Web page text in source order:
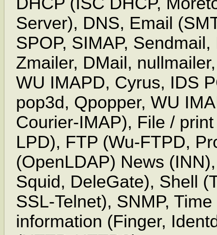
Server), DNS, Email
SPOP, SIMAP,
Zmailer, DMail,
WU IMAPD, Cyrus, IDS
pop3d, Qpopper, WU
Courier-IMAP), File /
LPD), FTP (Wu-FTPD,
(OpenLDAP) News
Squid, DeleGate), Shell
SSL-Telnet), SNMP,
information (Finger,